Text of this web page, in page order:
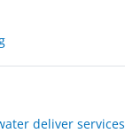
deliver services